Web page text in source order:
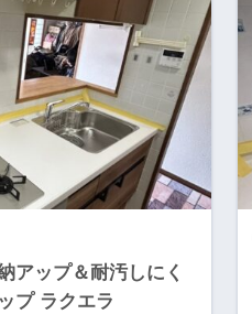
アップ＆耐汚しにく
プ ラクエラ